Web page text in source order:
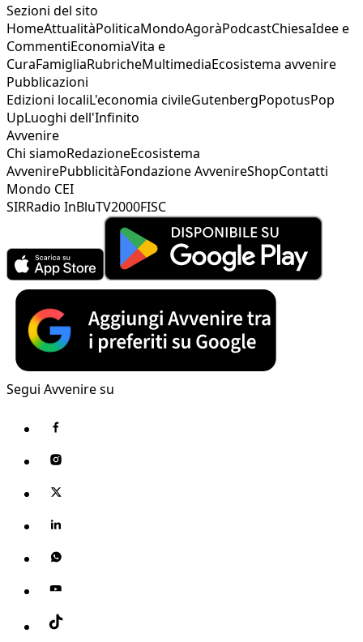
Sezioni del sito
HomeAttualitàPoliticaMondoAgoràPodcastChiesaIdee e
CommentiEconomiaVita e
CuraFamigliaRubricheMultimediaEcosistema avvenire
Pubblicazioni
Edizioni localiL'economia civileGutenbergPopotusPop
UpLuoghi dell'Infinito
Avvenire
Chi siamoRedazioneEcosistema
AvvenirePubblicitàFondazione AvvenireShopContatti
Mondo CEI
SIRRadio InBluTV2000FISC
Segui Avvenire su